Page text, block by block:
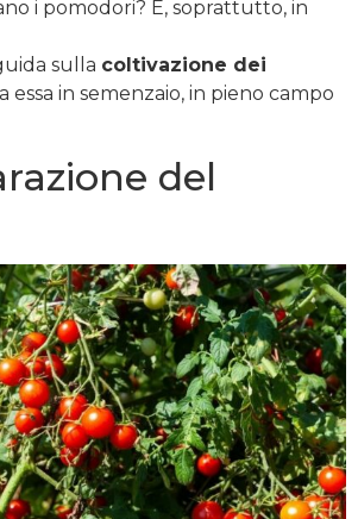
i pomodori? E, soprattutto, in
sulla coltivazione dei
essa in semenzaio, in pieno campo
del